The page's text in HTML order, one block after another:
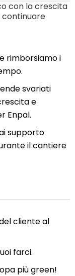
con la crescita
continuare
rimborsiamo i
svariati
e
Enpal.
supporto
il cantiere
cliente al
farci.
più green!